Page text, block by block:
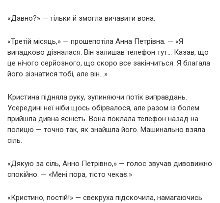
«Давно?» — тільки й змогла вичавити вона.
«Третій місяць,» — прошепотіла Анна Петрівна. — «Я
випадково дізналася. Він залишав телефон тут… Казав, що
це нічого серйозного, що скоро все закінчиться. Я благала
його зізнатися тобі, але він…»
Кристина підняла руку, зупиняючи потік виправдань.
Усередині неї ніби щось обірвалося, але разом із болем
прийшла дивна ясність. Вона поклала телефон назад на
полицю — точно так, як знайшла його. Машинально взяла
сіль.
«Дякую за сіль, Анно Петрівно,» — голос звучав дивовижно
спокійно. — «Мені пора, тісто чекає.»
«Кристино, постій!» — свекруха підскочила, намагаючись